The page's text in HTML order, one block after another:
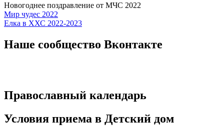
Новогоднее поздравление от МЧС 2022
Навигация
по
записям
Мир чудес 2022
Елка в ХХС 2022-2023
Наше сообщество Вконтакте
Православный календарь
Условия приема в Детский дом